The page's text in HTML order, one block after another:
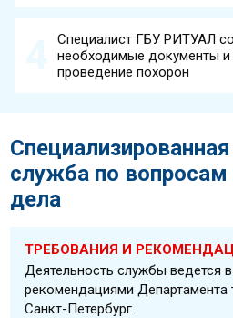
Специалист ГБУ РИТУАЛ
необходимые документы и
проведение похорон
служба по вопросам
дела
ТРЕБОВАНИЯ И
Деятельность службы ведется
рекомендациями Департамента
Санкт-Петербург.